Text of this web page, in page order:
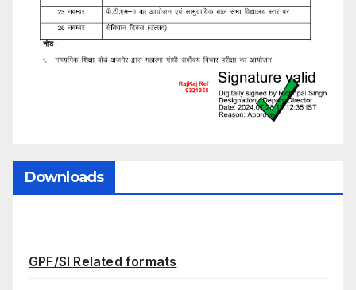
Downloads
GPF/SI Related formats